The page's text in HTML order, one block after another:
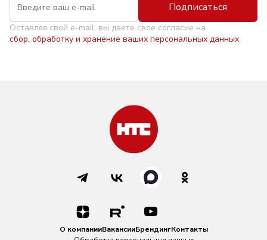
Подписаться
Оставляя свой e-mail, вы даете свое согласие на
сбор, обработку и хранение ваших персональных данных
О компанииВакансииБрендингКонтакты